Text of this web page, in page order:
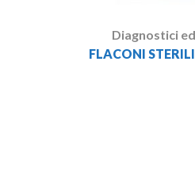
Diagnostici
FLACONI